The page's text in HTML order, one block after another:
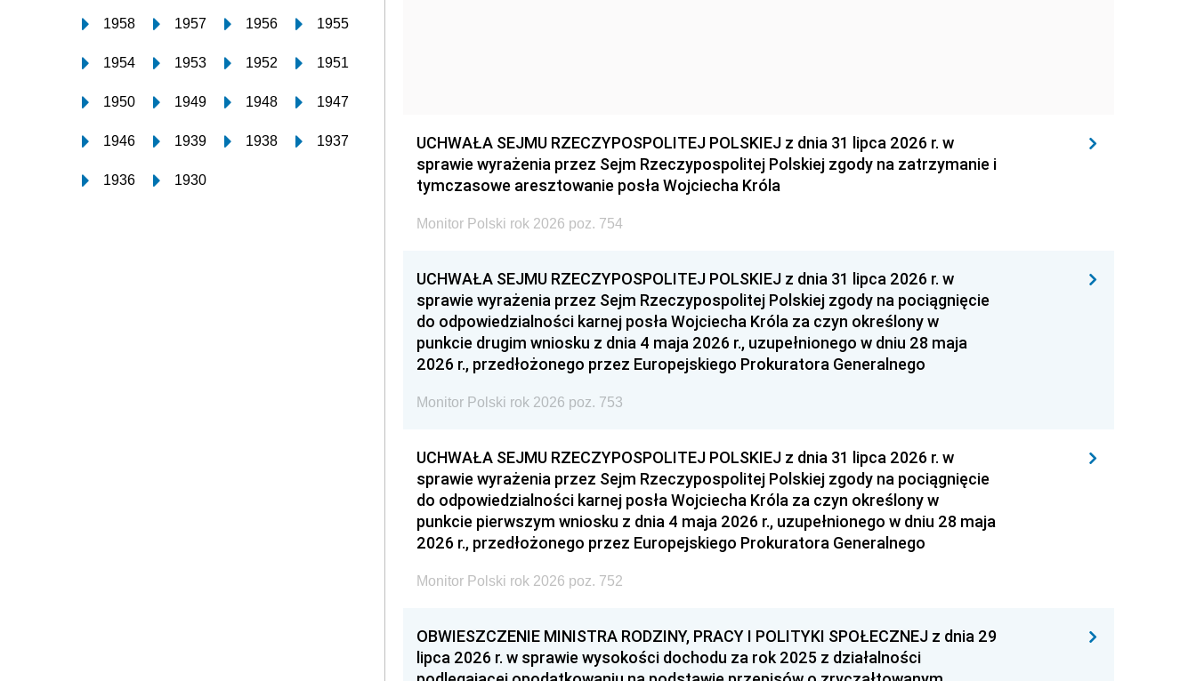
1958 1957 1956 1955
1954 1953 1952 1951
1950 1949 1948 1947
1946 1939 1938 1937
1936 1930
UCHWAŁA SEJMU RZECZYPOSPOLITEJ POLSKIEJ z dnia 31 lipca 2026 r. w
sprawie wyrażenia przez Sejm Rzeczypospolitej Polskiej zgody na zatrzymanie i
tymczasowe aresztowanie posła Wojciecha Króla
Monitor Polski rok 2026 poz. 754
UCHWAŁA SEJMU RZECZYPOSPOLITEJ POLSKIEJ z dnia 31 lipca 2026 r. w
sprawie wyrażenia przez Sejm Rzeczypospolitej Polskiej zgody na pociągnięcie
do odpowiedzialności karnej posła Wojciecha Króla za czyn określony w
punkcie drugim wniosku z dnia 4 maja 2026 r., uzupełnionego w dniu 28 maja
2026 r., przedłożonego przez Europejskiego Prokuratora Generalnego
Monitor Polski rok 2026 poz. 753
UCHWAŁA SEJMU RZECZYPOSPOLITEJ POLSKIEJ z dnia 31 lipca 2026 r. w
sprawie wyrażenia przez Sejm Rzeczypospolitej Polskiej zgody na pociągnięcie
do odpowiedzialności karnej posła Wojciecha Króla za czyn określony w
punkcie pierwszym wniosku z dnia 4 maja 2026 r., uzupełnionego w dniu 28 maja
2026 r., przedłożonego przez Europejskiego Prokuratora Generalnego
Monitor Polski rok 2026 poz. 752
OBWIESZCZENIE MINISTRA RODZINY, PRACY I POLITYKI SPOŁECZNEJ z dnia 29
lipca 2026 r. w sprawie wysokości dochodu za rok 2025 z działalności